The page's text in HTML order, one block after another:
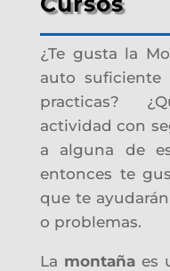
¿Te gusta la
auto suficiente
practicas?
actividad con
a alguna de
entonces te
que te
o problemas.
La montañaes